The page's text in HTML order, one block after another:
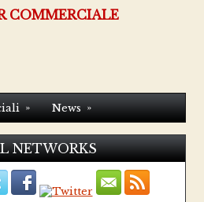
COMMERCIALE
» News »
NETWORKS